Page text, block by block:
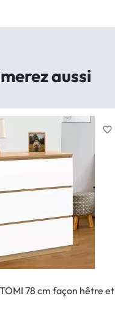
aussi
78 cm façon hêtre et
favorite_border